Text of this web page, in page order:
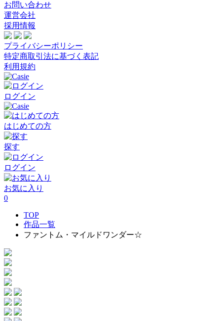
お問い合わせ
運営会社
採用情報
プライバシーポリシー
特定商取引法に基づく表記
利用規約
ログイン
はじめての方
探す
ログイン
お気に入り
0
TOP
作品一覧
ファントム・マイルドワンダー☆